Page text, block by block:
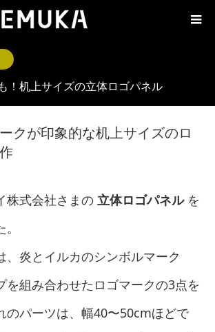
！机上サイズの立体ロゴパネル
クが印象的な机上サイズのロ
株式会社さまの 立体ロゴパネルを
、炎とイルカのシンボルマーク
を組み合わせたロゴマークの3点を
のパーツは、幅40〜50cmほどで